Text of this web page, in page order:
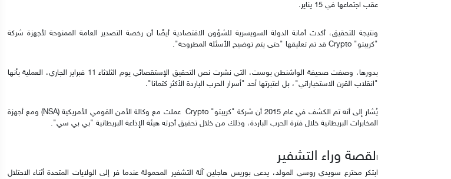
عقب اجتماعها في 15 يناير.
ونتيجة للتحقيق، أكدت أمانة الدولة السويسرية للشؤون الاقتصادية أيضًا أن رخصة التصدير العامة الممنوحة لأجهزة شركة
"كريبتو" Crypto قد تم تعليقها "حتى يتم توضيح الأسئلة المطروحة".
بدورها، وصفت صحيفة الواشنطن بوست، التي نشرت نص التحقيق الإستقصائي يوم الثلاثاء 11 فبراير الجاري، العملية بأنها
"انقلاب القرن الاستخباراتي"، بل اعتبرتها أحد "أسرار الحرب الباردة الأكثر كتمانا".
يُشار إلى أنه تم الكشف في عام 2015 أن شركة "كريبتو" Crypto عملت مع وكالة الأمن القومي الأمريكية (NSA) ومع أجهزة
المخابرات البريطانية خلال فترة الحرب الباردة، وذلك من خلال تحقيق أجرته هيئة الإذاعة البريطانية "بي بي سي".
القصة وراء التشفير
ابتكر مخترع سويدي روسي المولد، يدعى بوريس هاجلين آلة التشفير المحمولة عندما فر إلى الولايات المتحدة أثناء الاحتلال